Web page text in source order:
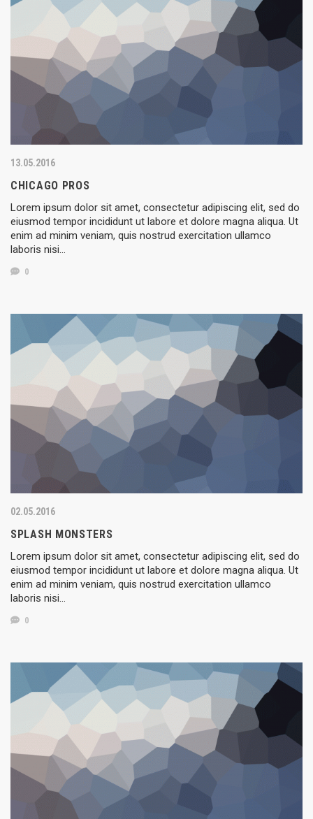
13.05.2016
CHICAGO PROS
Lorem ipsum dolor sit amet, consectetur adipiscing elit, sed do
eiusmod tempor incididunt ut labore et dolore magna aliqua. Ut
enim ad minim veniam, quis nostrud exercitation ullamco
laboris nisi…
0
02.05.2016
SPLASH MONSTERS
Lorem ipsum dolor sit amet, consectetur adipiscing elit, sed do
eiusmod tempor incididunt ut labore et dolore magna aliqua. Ut
enim ad minim veniam, quis nostrud exercitation ullamco
laboris nisi…
0